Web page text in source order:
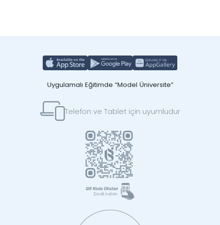
Uygulamalı Eğitimde “Model Üniversite”
Telefon ve Tablet için uyumludur